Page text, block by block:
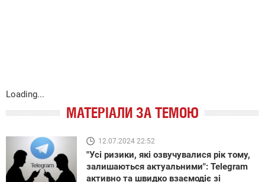
Loading...
МАТЕРІАЛИ ЗА ТЕМОЮ
12.07.2024 22:52
"Усі ризики, які озвучувалися рік тому,
залишаються актуальними": Telegram
активно та швидко взаємодіє зі